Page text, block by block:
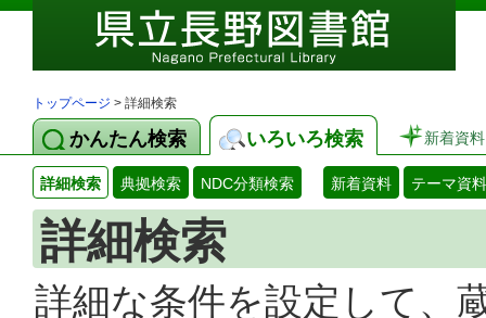
トップページ > 詳細検索
かんたん検索 いろいろ検索 新着資料
詳細検索 典拠検索 NDC分類検索 新着資料 テーマ資料
詳細検索
詳細な条件を設定して、